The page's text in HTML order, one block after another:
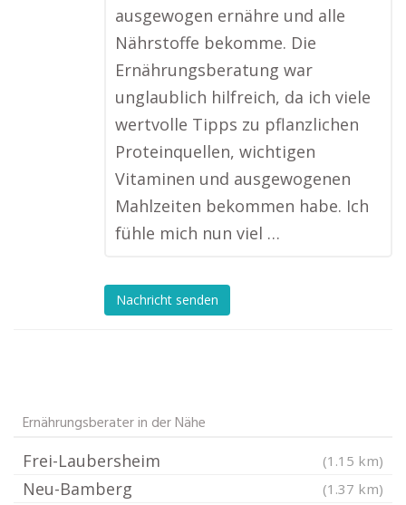
ausgewogen ernähre und alle
Nährstoffe bekomme. Die
Ernährungsberatung war
unglaublich hilfreich, da ich viele
wertvolle Tipps zu pflanzlichen
Proteinquellen, wichtigen
Vitaminen und ausgewogenen
Mahlzeiten bekommen habe. Ich
fühle mich nun viel …
Nachricht senden
Ernährungsberater in der Nähe
Frei-Laubersheim (1.15 km)
Neu-Bamberg (1.37 km)